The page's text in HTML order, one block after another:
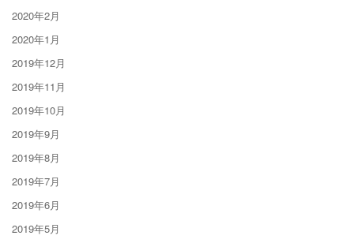
2020年2月
2020年1月
2019年12月
2019年11月
2019年10月
2019年9月
2019年8月
2019年7月
2019年6月
2019年5月